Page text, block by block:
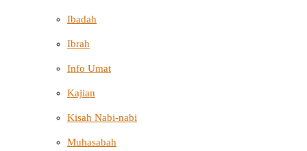
Ibadah
Ibrah
Info Umat
Kajian
Kisah Nabi-nabi
Muhasabah